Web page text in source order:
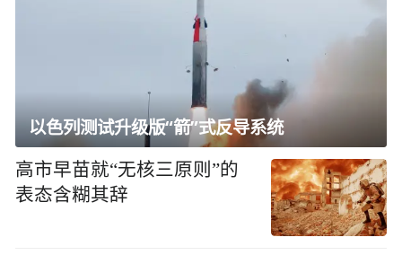
以色列测试升级版“箭”式反导系统
高市早苗就“无核三原则”的
表态含糊其辞